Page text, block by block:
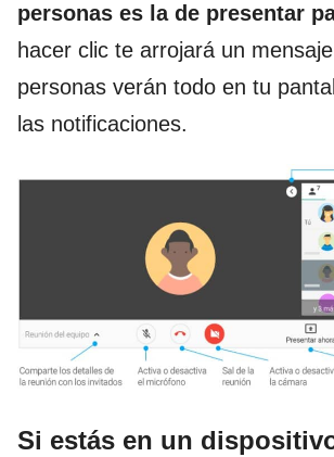
personas es la de presentar
hacer clic te arrojará un
personas verán todo en tu
las notificaciones.
Si estás en un